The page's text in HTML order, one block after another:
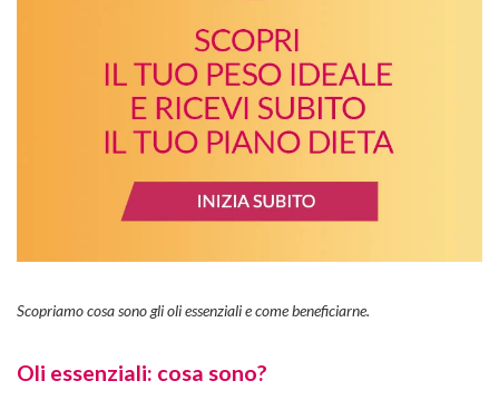
Scopriamo cosa sono gli oli essenziali e come beneficiarne.
Oli essenziali: cosa sono?